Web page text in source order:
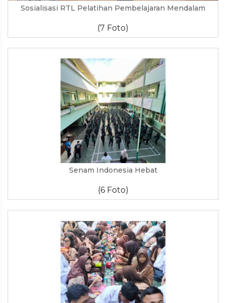
Sosialisasi RTL Pelatihan Pembelajaran Mendalam
(7 Foto)
Senam Indonesia Hebat
(6 Foto)